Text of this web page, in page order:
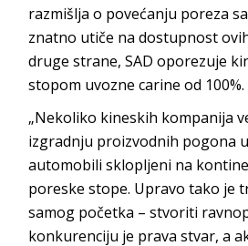
razmišlja o povećanju poreza
znatno utiče na dostupnost
druge strane, SAD oporezuje
stopom uvozne carine od 100%.
„Nekoliko kineskih kompanija
izgradnju proizvodnih pogona
automobili sklopljeni na
poreske stope. Upravo tako je
samog početka – stvoriti
konkurenciju je prava stvar, a